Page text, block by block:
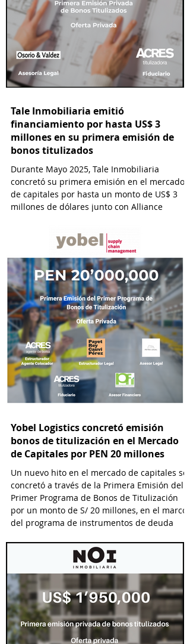
Tale Inmobiliaria emitió
financiamiento por hasta US$ 3
millones en su primera emisión de
bonos titulizados
Durante Mayo 2025, Tale Inmobiliaria
concretó su primera emisión en el mercado
de capitales por hasta un monto de US$ 3
millones de dólares junto con Alliance
Titulizadora y por el estudio Osorio & Valdez
Yobel Logistics concretó emisión
bonos de titulización en el Mercado
de Capitales por PEN 20 millones
Un nuevo hito en el mercado de capitales se
concretó a través de la Primera Emisión del
Primer Programa de Bonos de Titulización
por un monto de S/ 20 millones, en el marco
del programa de instrumentos de deuda
S.A., el cual permitirá emisiones hasta por S/